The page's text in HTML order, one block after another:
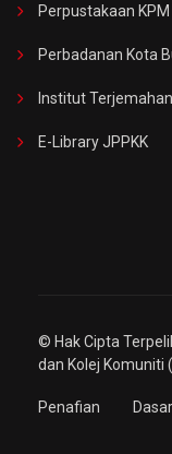
Perpustakaan KPM
Perbadanan Kota
Institut
E-Library JPPKK
© Hak Cipta
dan Kolej Komuniti
Penafian